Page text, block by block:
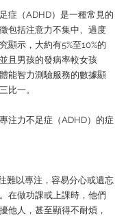
症（ADHD）是一種常見的
包括注意力不集中、過度
顯示，大約有5%至10%的
且男孩的發病率較女孩
能智力測驗服務的數據顯
比一。
注力不足症（ADHD）的症
難以專注，容易分心或遺忘
在做功課或上課時，他們
他人，甚至顯得不耐煩，